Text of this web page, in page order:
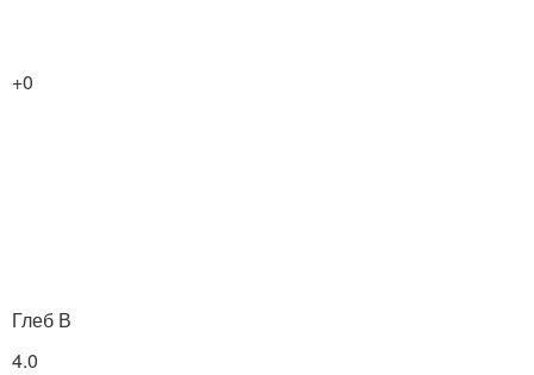
+0
Глеб В
4.0